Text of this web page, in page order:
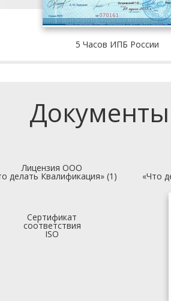
5 Часов ИПБ России
Лицензия ООО
делать Квалификация» (1) «Что
Сертификат
соответствия
ISO